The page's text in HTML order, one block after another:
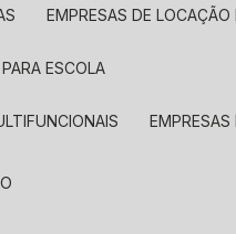
EMPRESAS DE
ESCOLA